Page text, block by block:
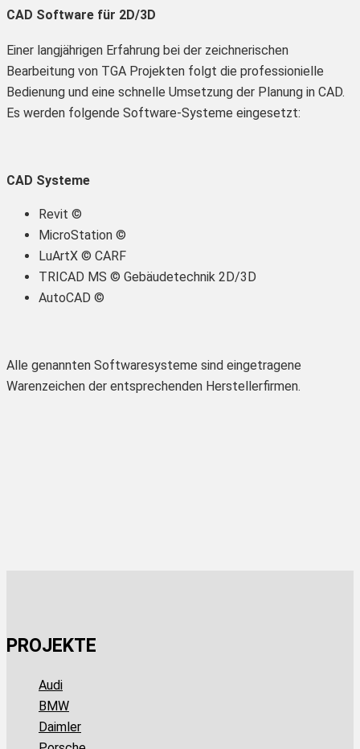
CAD Software für 2D/3D
Einer langjährigen Erfahrung bei der zeichnerischen
Bearbeitung von TGA Projekten folgt die professionielle
Bedienung und eine schnelle Umsetzung der Planung in CAD.
Es werden folgende Software-Systeme eingesetzt:
CAD Systeme
Revit ©
MicroStation ©
LuArtX © CARF
TRICAD MS © Gebäudetechnik 2D/3D
AutoCAD ©
Alle genannten Softwaresysteme sind eingetragene
Warenzeichen der entsprechenden Herstellerfirmen.
PROJEKTE
Audi
BMW
Daimler